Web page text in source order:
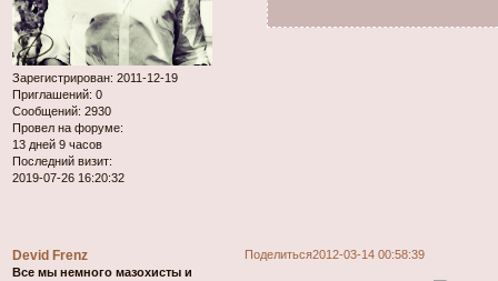
Зарегистрирован: 2011-12-19
Приглашений: 0
Сообщений: 2930
Провел на форуме:
13 дней 9 часов
Последний визит:
2019-07-26 16:20:32
Поделиться2012-03-14 00:58:39
Devid Frenz
Все мы немного мазохисты и